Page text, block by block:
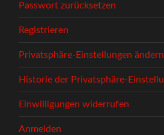
Passwort zurücksetzen
Registrieren
Privatsphäre-Einstellungen ändern
Historie der Privatsphäre-
Einwilligungen widerrufen
Anmelden